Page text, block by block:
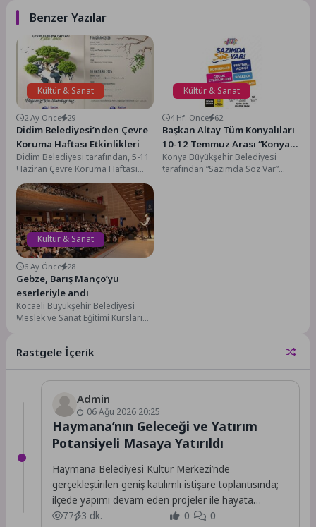
Benzer Yazılar
Kültür & Sanat
2 Ay Önce 29
Didim Belediyesi’nden Çevre
Koruma Haftası Etkinlikleri
Didim Belediyesi tarafından, 5-11
Haziran Çevre Koruma Haftası
kapsamında çevre etkinlikleri
düzenlenecek.“Dünya Bize
Emanet” teması...
Kültür & Sanat
4 Hf. Önce 62
Başkan Altay Tüm Konyalıları
10-12 Temmuz Arası “Konya
Kültür Günleri”ne Davet Etti
Konya Büyükşehir Belediyesi
tarafından “Sazımda Söz Var”
Kültür & Sanat
6 Ay Önce 28
Gebze, Barış Manço’yu
eserleriyle andı
Kocaeli Büyükşehir Belediyesi
Meslek ve Sanat Eğitimi Kursları
Rastgele İçerik
Admin
06 Ağu 2026 20:25
Haymana’nın Geleceği ve Yatırım
Potansiyeli Masaya Yatırıldı
Haymana Belediyesi Kültür Merkezi’nde
gerçekleştirilen geniş katılımlı istişare toplantısında;
ilçede yapımı devam eden projeler ile hayata
geçirilmesi planlanan yeni yatırımlar,...
77 3 dk. 0 0